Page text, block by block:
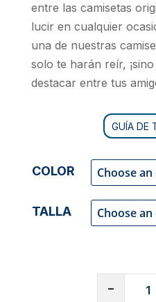
entre las camisetas
lucir en cualquier
una de nuestras
solo te harán reír,
destacar entre tus
GUÍA DE
COLOR
TALLA
-